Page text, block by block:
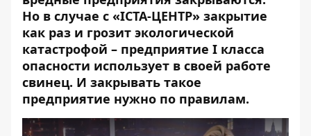
Но в случае с «ІСТА-ЦЕНТР» закрытие
как раз и грозит экологической
катастрофой – предприятие I класса
опасности использует в своей работе
свинец. И закрывать такое
предприятие нужно по правилам.